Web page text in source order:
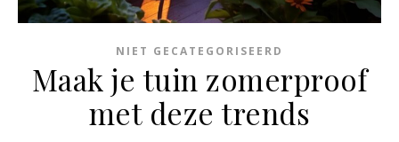
NIET GECATEGORISEERD
Maak je tuin zomerproof
met deze trends